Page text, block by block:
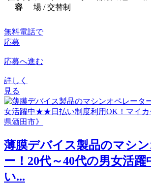
容
場 / 交替制
無料電話で
応募
応募へ進む
詳しく
見る
薄膜デバイス製品のマシ
ー！20代～40代の男女活
い...